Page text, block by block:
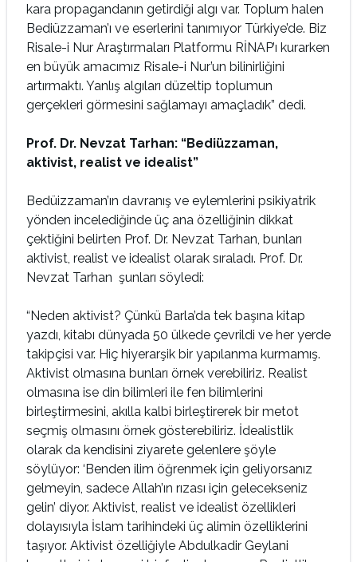
kara propagandanın getirdiği algı var. Toplum halen
Bediüzzaman’ı ve eserlerini tanımıyor Türkiye’de. Biz
Risale-i Nur Araştırmaları Platformu RİNAP’ı kurarken
en büyük amacımız Risale-i Nur’un bilinirliğini
artırmaktı. Yanlış algıları düzeltip toplumun
gerçekleri görmesini sağlamayı amaçladık” dedi.
Prof. Dr. Nevzat Tarhan: “Bediüzzaman,
aktivist, realist ve idealist”
Bedüizzaman’ın davranış ve eylemlerini psikiyatrik
yönden incelediğinde üç ana özelliğinin dikkat
çektiğini belirten Prof. Dr. Nevzat Tarhan, bunları
aktivist, realist ve idealist olarak sıraladı. Prof. Dr.
Nevzat Tarhan şunları söyledi:
“Neden aktivist? Çünkü Barla’da tek başına kitap
yazdı, kitabı dünyada 50 ülkede çevrildi ve her yerde
takipçisi var. Hiç hiyerarşik bir yapılanma kurmamış.
Aktivist olmasına bunları örnek verebiliriz. Realist
olmasına ise din bilimleri ile fen bilimlerini
birleştirmesini, akılla kalbi birleştirerek bir metot
seçmiş olmasını örnek gösterebiliriz. İdealistlik
olarak da kendisini ziyarete gelenlere şöyle
söylüyor: ‘Benden ilim öğrenmek için geliyorsanız
gelmeyin, sadece Allah’ın rızası için gelecekseniz
gelin’ diyor. Aktivist, realist ve idealist özellikleri
dolayısıyla İslam tarihindeki üç alimin özelliklerini
taşıyor. Aktivist özelliğiyle Abdulkadir Geylani